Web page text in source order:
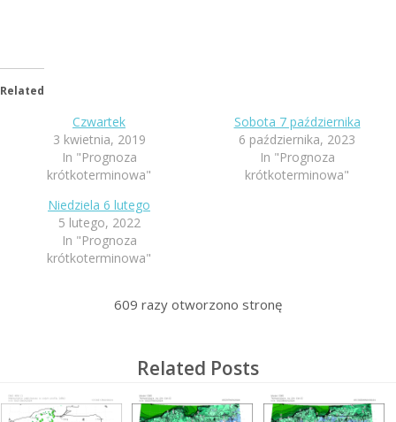
Related
Czwartek
3 kwietnia, 2019
In "Prognoza
krótkoterminowa"
Sobota 7 października
6 października, 2023
In "Prognoza
krótkoterminowa"
Niedziela 6 lutego
5 lutego, 2022
In "Prognoza
krótkoterminowa"
609 razy otworzono stronę
Related Posts